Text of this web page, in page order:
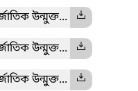
উন্মুক্ত...
উন্মুক্ত...
উন্মুক্ত...